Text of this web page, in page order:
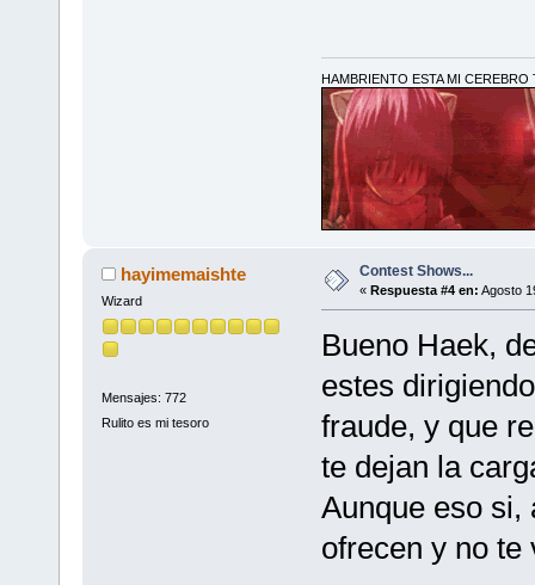
HAMBRIENTO ESTA MI
hayimemaishte
Wizard
Mensajes: 772
Rulito es mi tesoro
Contest Shows...
« Respuesta #4 en: Agosto
Bueno Haek,
estes
fraude, y que
te dejan la
Aunque eso si,
ofrecen y no te